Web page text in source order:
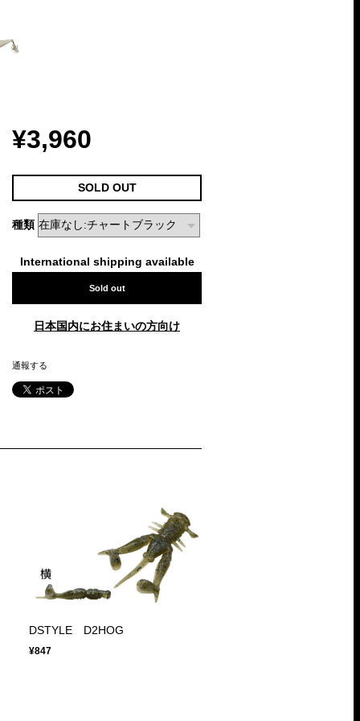
¥3,960
SOLD OUT
種類
International shipping available
Sold out
日本国内にお住まいの方向け
通報する
DSTYLE D2HOG
¥847